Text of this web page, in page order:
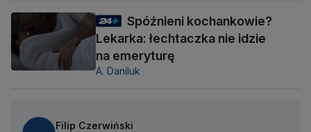
Spóźnieni kochankowie?
Lekarka: łechtaczka nie idzie
na emeryturę
A. Daniluk
Filip Czerwiński